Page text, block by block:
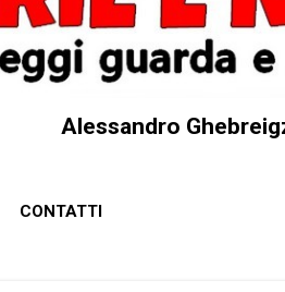
Alessandro
CONTATTI